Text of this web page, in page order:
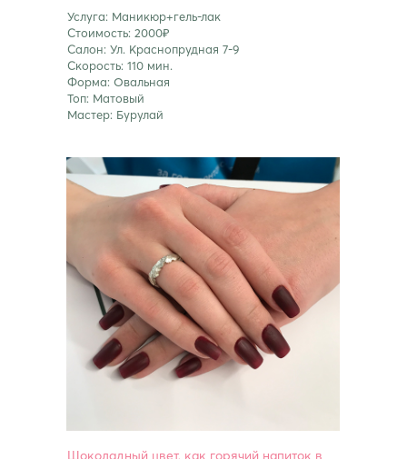
Услуга: Маникюр+гель-лак
Стоимость: 2000₽
Салон: Ул. Краснопрудная 7-9
Скорость: 110 мин.
Форма: Овальная
Топ: Матовый
Мастер: Бурулай
Шоколадный цвет, как горячий напиток в